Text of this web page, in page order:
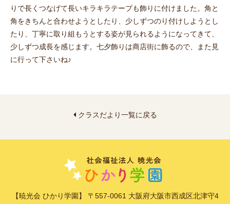
りで長くつなげて長いキラキラテープも飾りに付けました。角と
角をきちんと合わせようとしたり、少しずつのり付けしようとし
たり、丁寧に取り組もうとする姿が見られるようになってきて、
少しずつ成長を感じます。七夕飾りは商店街に飾るので、また見
に行って下さいね♪
クラスだより一覧に戻る
【暁光会 ひかり学園】 〒557-0061 大阪府大阪市西成区北津守4